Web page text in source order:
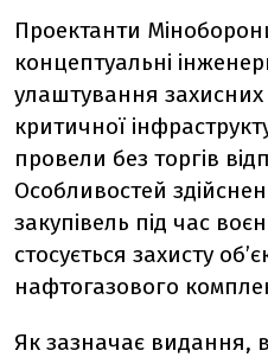
Проектанти
концептуальні
улаштування захисних
критичної
провели без торгів
Особливостей
закупівель під час
стосується захисту
нафтогазового
Як зазначає видання,